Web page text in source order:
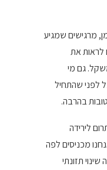
מרגישים שמגיע
לראות את
גם מי
לפני שהתחיל
בהרבה.
לירידה
מכניסים לפה
תזונתי